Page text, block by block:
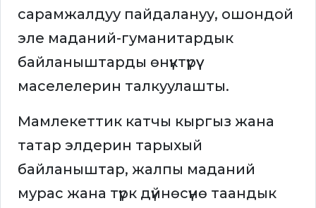
сарамжалдуу пайдалануу, ошондой
эле маданий-гуманитардык
байланыштарды өнүктүрүү
маселелерин талкуулашты.
Мамлекеттик катчы кыргыз жана
татар элдерин тарыхый
байланыштар, жалпы маданий
мурас жана түрк дүйнөсүнө таандык